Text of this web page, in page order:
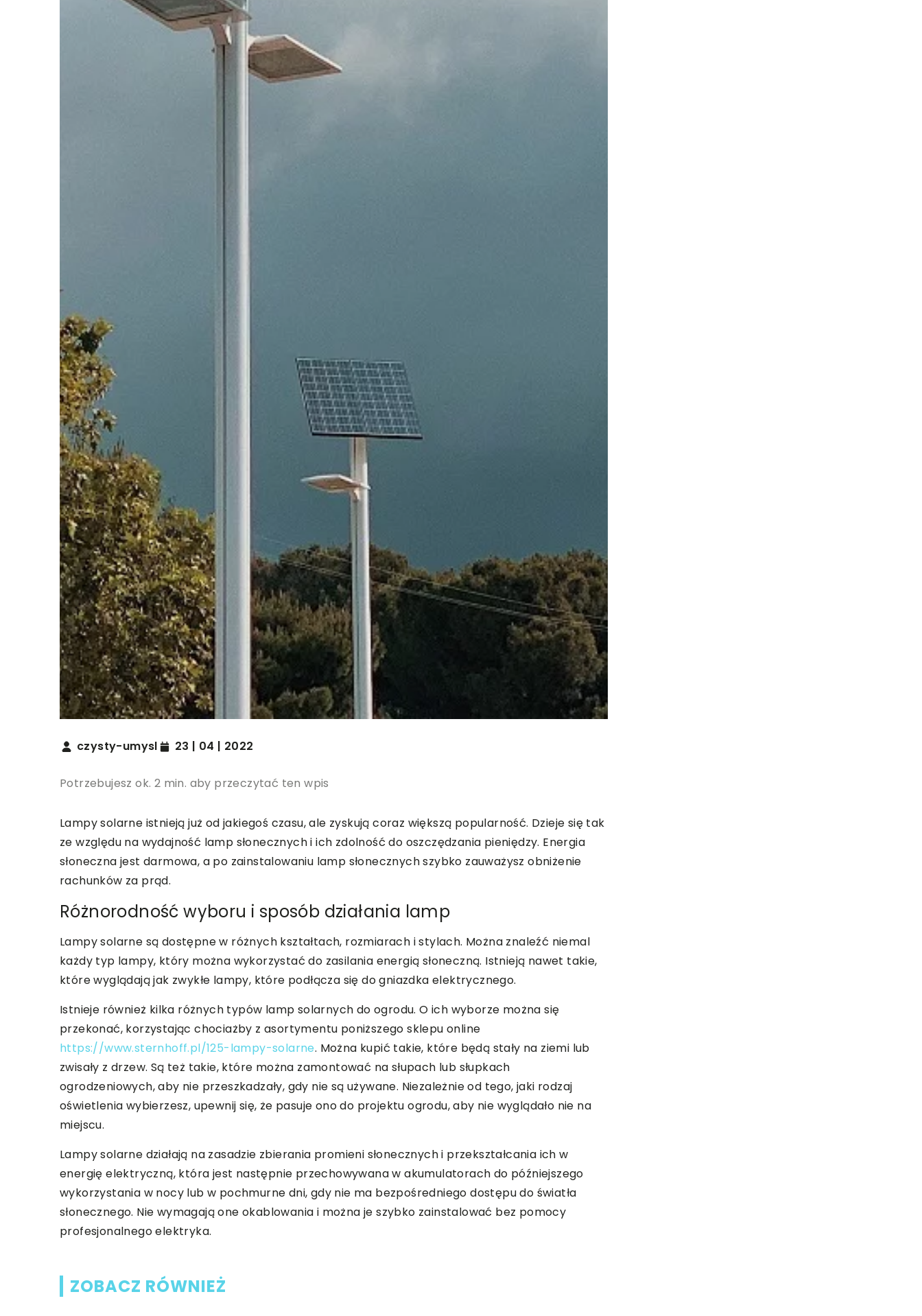
czysty-umysl 23 | 04 | 2022
Potrzebujesz ok. 2 min. aby przeczytać ten wpis
Lampy solarne istnieją już od jakiegoś czasu, ale zyskują coraz większą popularność. Dzieje się tak
ze względu na wydajność lamp słonecznych i ich zdolność do oszczędzania pieniędzy. Energia
słoneczna jest darmowa, a po zainstalowaniu lamp słonecznych szybko zauważysz obniżenie
rachunków za prąd.
Różnorodność wyboru i sposób działania lamp
Lampy solarne są dostępne w różnych kształtach, rozmiarach i stylach. Można znaleźć niemal
każdy typ lampy, który można wykorzystać do zasilania energią słoneczną. Istnieją nawet takie,
które wyglądają jak zwykłe lampy, które podłącza się do gniazdka elektrycznego.
Istnieje również kilka różnych typów lamp solarnych do ogrodu. O ich wyborze można się
przekonać, korzystając chociażby z asortymentu poniższego sklepu online
https://www.sternhoff.pl/125-lampy-solarne. Można kupić takie, które będą stały na ziemi lub
zwisały z drzew. Są też takie, które można zamontować na słupach lub słupkach
ogrodzeniowych, aby nie przeszkadzały, gdy nie są używane. Niezależnie od tego, jaki rodzaj
oświetlenia wybierzesz, upewnij się, że pasuje ono do projektu ogrodu, aby nie wyglądało nie na
miejscu.
Lampy solarne działają na zasadzie zbierania promieni słonecznych i przekształcania ich w
energię elektryczną, która jest następnie przechowywana w akumulatorach do późniejszego
wykorzystania w nocy lub w pochmurne dni, gdy nie ma bezpośredniego dostępu do światła
słonecznego. Nie wymagają one okablowania i można je szybko zainstalować bez pomocy
profesjonalnego elektryka.
ZOBACZ RÓWNIEŻ